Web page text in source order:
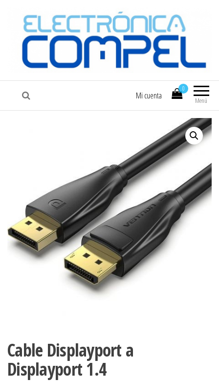
COMPEL Electrónica COMPEL
Menú
0
Mi cuenta
Cable Displayport a
Displayport 1.4